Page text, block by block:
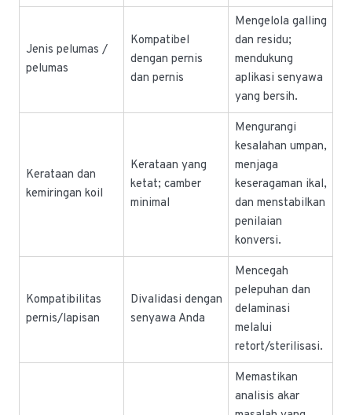
Jenis pelumas /
pelumas
Kompatibel
dengan pernis
dan pernis
Mengelola galling
dan residu;
mendukung
aplikasi senyawa
yang bersih.
Kerataan dan
kemiringan koil
Kerataan yang
ketat; camber
minimal
Mengurangi
kesalahan umpan,
menjaga
keseragaman ikal,
dan menstabilkan
penilaian
konversi.
Kompatibilitas
pernis/lapisan
Divalidasi dengan
senyawa Anda
Mencegah
pelepuhan dan
delaminasi
melalui
retort/sterilisasi.
Memastikan
analisis akar